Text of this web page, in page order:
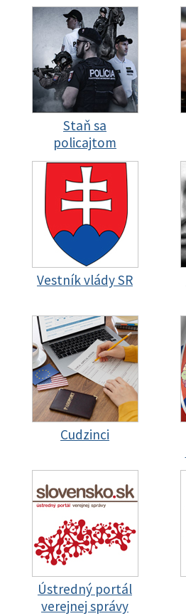
Staň sa
policajtom
Vestník vlády SR
Cudzinci
Ústredný portál
verejnej správy